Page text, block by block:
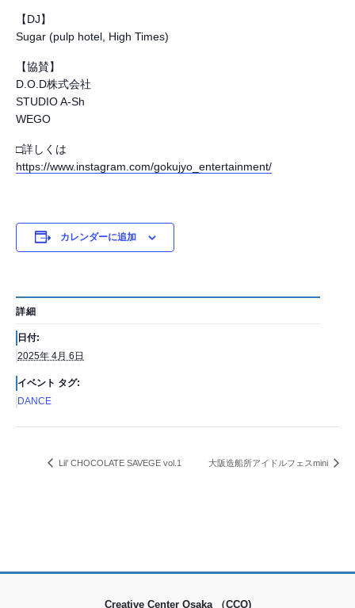
【DJ】
Sugar (pulp hotel, High Times)
【協賛】
D.O.D株式会社
STUDIO A-Sh
WEGO
□詳しくは
https://www.instagram.com/gokujyo_entertainment/
カレンダーに追加
詳細
日付:
2025年 4月 6日
イベント タグ:
DANCE
Lil’ CHOCOLATE SAVEGE vol.1 大阪造船所アイドルフェスmini
Creative Center Osaka （CCO)